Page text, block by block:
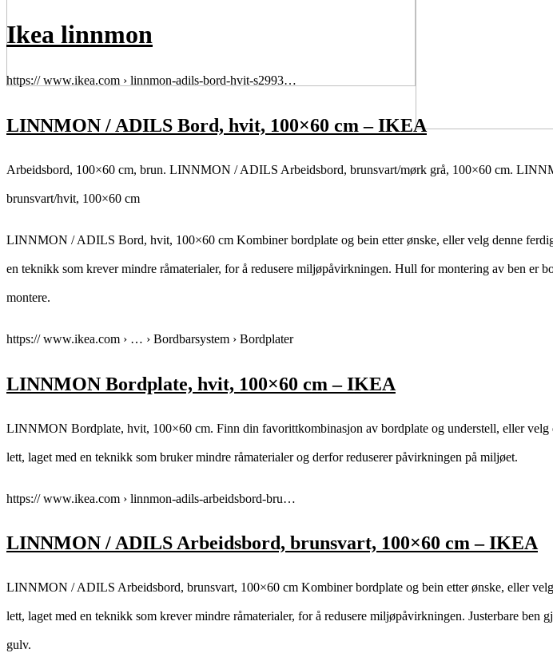
Ikea linnmon
https:// www.ikea.com › linnmon-adils-bord-hvit-s2993…
LINNMON / ADILS Bord, hvit, 100×60 cm – IKEA
Arbeidsbord, 100×60 cm, brun. LINNMON / ADILS Arbeidsbord, brunsvart/mørk grå, 100×60 cm.
brunsvart/hvit, 100×60 cm
LINNMON / ADILS Bord, hvit, 100×60 cm Kombiner bordplate og bein etter ønske, eller velg denne
en teknikk som krever mindre råmaterialer, for å redusere miljøpåvirkningen. Hull for montering av ben er
montere.
https:// www.ikea.com › … › Bordbarsystem › Bordplater
LINNMON Bordplate, hvit, 100×60 cm – IKEA
LINNMON Bordplate, hvit, 100×60 cm. Finn din favorittkombinasjon av bordplate og understell, eller velg
lett, laget med en teknikk som bruker mindre råmaterialer og derfor reduserer påvirkningen på miljøet.
https:// www.ikea.com › linnmon-adils-arbeidsbord-bru…
LINNMON / ADILS Arbeidsbord, brunsvart, 100×60 cm – IKEA
LINNMON / ADILS Arbeidsbord, brunsvart, 100×60 cm Kombiner bordplate og bein etter ønske, eller
lett, laget med en teknikk som krever mindre råmaterialer, for å redusere miljøpåvirkningen. Justerbare ben
gulv.